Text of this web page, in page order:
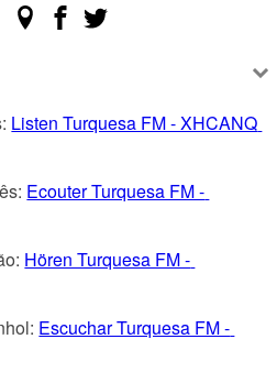
Listen Turquesa FM - XHCANQ
Ecouter Turquesa FM -
Hören Turquesa FM -
Escuchar Turquesa FM -